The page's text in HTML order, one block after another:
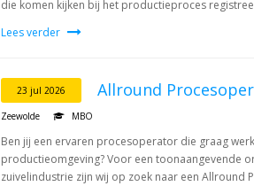
die komen kijken bij het productieproces
Lees verder
23 jul 2026 Allround
Zeewolde MBO
Ben jij een ervaren procesoperator die graag
productieomgeving? Voor een toonaangevende
zuivelindustrie zijn wij op zoek naar een Allround